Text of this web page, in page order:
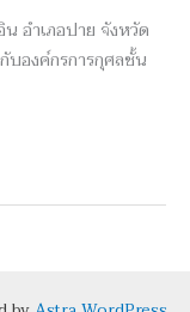
อำเภอปาย จังหวัด
บองค์กรการกุศลชั้น